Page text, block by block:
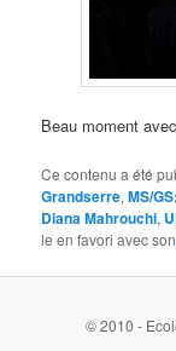
Beau moment
Ce contenu a été
Grandserre,MS/
Diana Mahrouchi,
le en favori avec
© 2010 -